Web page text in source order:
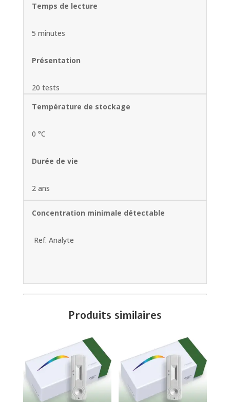
Temps de lecture
5 minutes
Présentation
20 tests
Température de stockage
0 °C
Durée de vie
2 ans
Concentration minimale détectable
Ref. Analyte
Produits similaires